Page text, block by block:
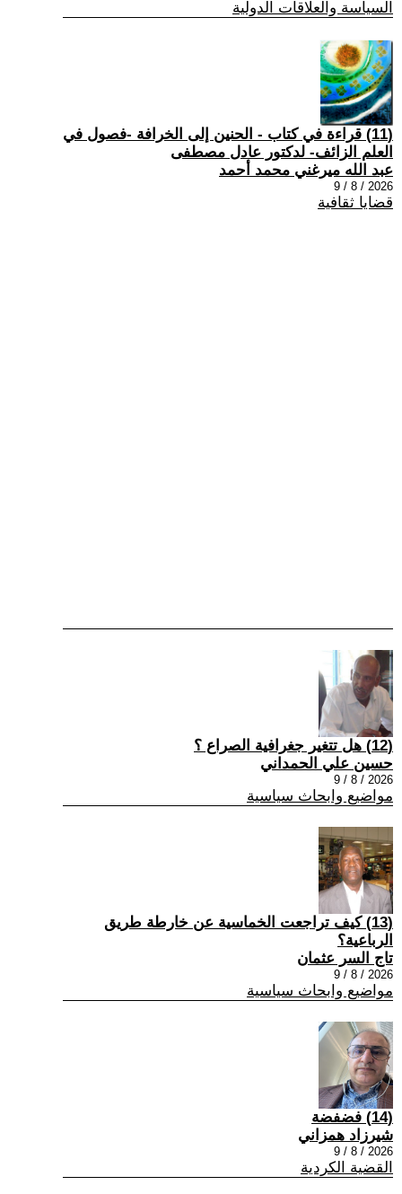
السياسة والعلاقات الدولية
(11) قراءة في كتاب - الحنين إلى الخرافة -فصول في
العلم الزائف- لدكتور عادل مصطفى
عبد الله ميرغني محمد أحمد
2026 / 8 / 9
قضايا ثقافية
(12) هل تتغير جغرافية الصراع ؟
حسين علي الحمداني
2026 / 8 / 9
مواضيع وابحاث سياسية
(13) كيف تراجعت الخماسية عن خارطة طريق
الرباعية؟
تاج السر عثمان
2026 / 8 / 9
مواضيع وابحاث سياسية
(14) فضفضة
شيرزاد همزاني
2026 / 8 / 9
القضية الكردية